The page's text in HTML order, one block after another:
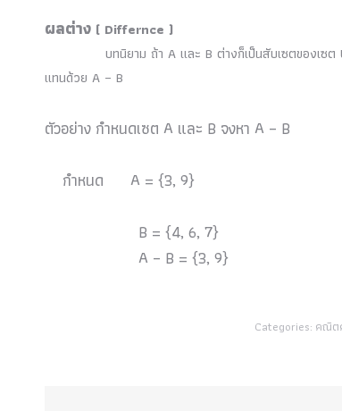
ผลต่าง ( Differnce )
บทนิยาม ถ้า A และ B ต่างก็เป็นสับเซตของเซต U ผ
แทนด้วย A – B
ตัวอย่าง กำหนดเซต A และ B จงหา A – B
กำหนด A = {3, 9}
B = {4, 6, 7}
A – B = {3, 9}
Categories: คณิต